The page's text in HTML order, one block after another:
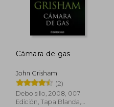
dcto. $ 19.26
Cámara de gas
John Grisham
(2)
Debolsillo, 2008, 007
Edición, Tapa Blanda,